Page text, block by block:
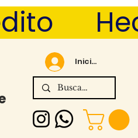
Iniciar sesión